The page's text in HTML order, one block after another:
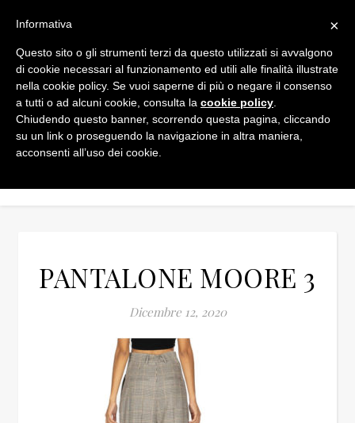
PANTALONE MOORE 3
Dicembre 12, 2020
×
Informativa
Questo sito o gli strumenti terzi da questo utilizzati si avvalgono
di cookie necessari al funzionamento ed utili alle finalità illustrate
nella cookie policy. Se vuoi saperne di più o negare il consenso
a tutti o ad alcuni cookie, consulta la cookie policy
Chiudendo questo banner, scorrendo questa pagina, cliccando
su un link o proseguendo la navigazione in altra maniera,
acconsenti all’uso dei cookie.